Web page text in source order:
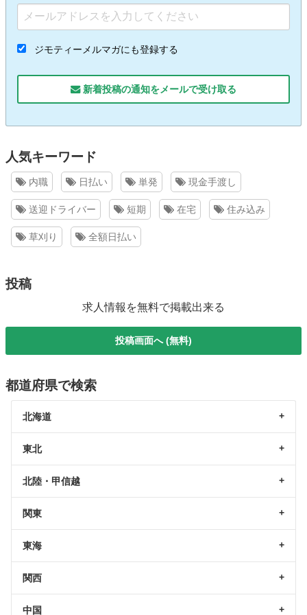
ジモティーメルマガにも登録する
新着投稿の通知をメールで受け取る
人気キーワード
内職 日払い 単発 現金手渡し
送迎ドライバー 短期 在宅 住み込み
草刈り 全額日払い
投稿
求人情報を無料で掲載出来る
投稿画面へ (無料)
都道府県で検索
北海道
東北
北陸・甲信越
関東
東海
関西
中国